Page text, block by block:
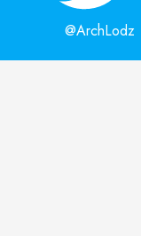
@ArchLodz